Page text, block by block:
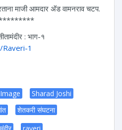
माजी आमदार अ‍ॅड वामनराव चटप.
: भाग-१
1
Image
Sharad Joshi
शेतकरी संघटना